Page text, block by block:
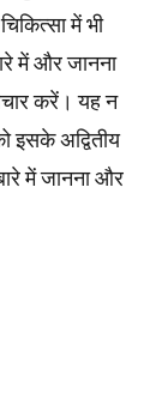
में भी
में और जानना
करें। यह न
इसके अद्वितीय
में जानना और